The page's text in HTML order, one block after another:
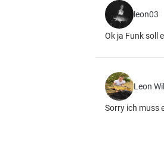
leon03
Ok ja Funk soll
Leon Wil
Sorry ich muss